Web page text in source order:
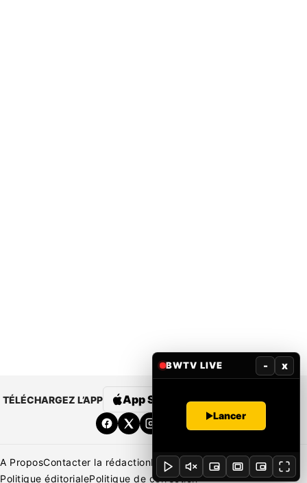
TÉLÉCHARGEZ L’APP App Store Google Play
A ProposContacter la rédactionRédaction Mentions légales
Politique éditorialePolitique de correction
BWTV LIVE - x
Lancer